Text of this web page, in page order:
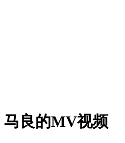
马良的MV视频